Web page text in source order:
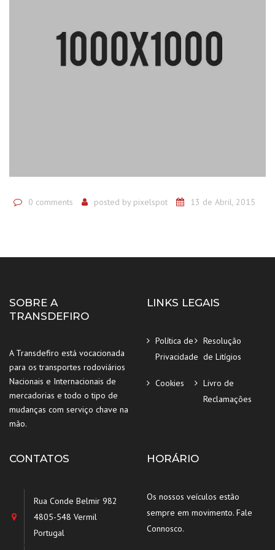
0 comments posted by pixelspot 13 de Abril, 2015
SOBRE A
TRANSDEFIRO
A Transdefiro está vocacionada
para os transportes rodoviários
Nacionais e Internacionais de
mercadorias e todo o tipo de
mudanças com serviço chave na
mão.
LINKS LEGAIS
Política de
Privacidade
Resolução
de Litígios
Cookies
Livro de
Reclamações
CONTATOS
Rua Conde Belmir 982
4805-548 Vermil
Portugal
HORÁRIO
Os nossos veículos estão
sempre em movimento. Fale
Connosco.